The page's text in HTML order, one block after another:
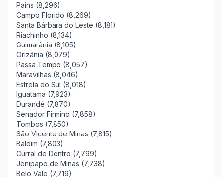
Pains (8,296)
Campo Florido (8,269)
Santa Bárbara do Leste (8,181)
Riachinho (8,134)
Guimarânia (8,105)
Orizânia (8,079)
Passa Tempo (8,057)
Maravilhas (8,046)
Estrela do Sul (8,018)
Iguatama (7,923)
Durandé (7,870)
Senador Firmino (7,858)
Tombos (7,850)
São Vicente de Minas (7,815)
Baldim (7,803)
Curral de Dentro (7,799)
Jenipapo de Minas (7,738)
Belo Vale (7,719)